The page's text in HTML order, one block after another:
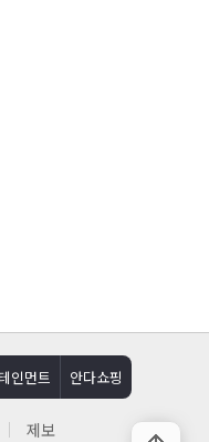
인먼트 안다쇼핑
제보